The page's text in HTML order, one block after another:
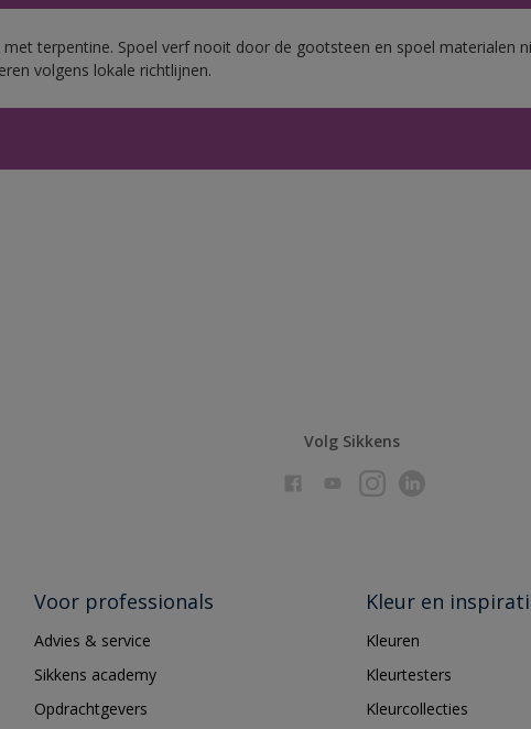
met terpentine. Spoel verf nooit door de gootsteen en spoel materialen
volgens lokale richtlijnen.
Volg Sikkens
Voor professionals
Advies & service
Sikkens academy
Opdrachtgevers
Kleur en
Kleuren
Kleurtesters
Kleurcollecties